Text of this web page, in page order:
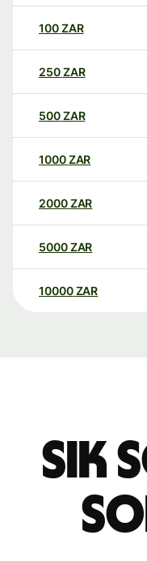
100ZAR
250ZAR
500ZAR
1000ZAR
2000ZAR
5000ZAR
10000 ZAR
Sık